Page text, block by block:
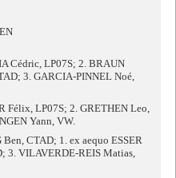
Cédric, LP07S; 2. BRAUN
3. GARCIA-PINNEL Noé,
Félix, LP07S; 2. GRETHEN Leo,
Yann, VW.
Ben, CTAD; 1. ex aequo ESSER
3. VILAVERDE-REIS Matias,